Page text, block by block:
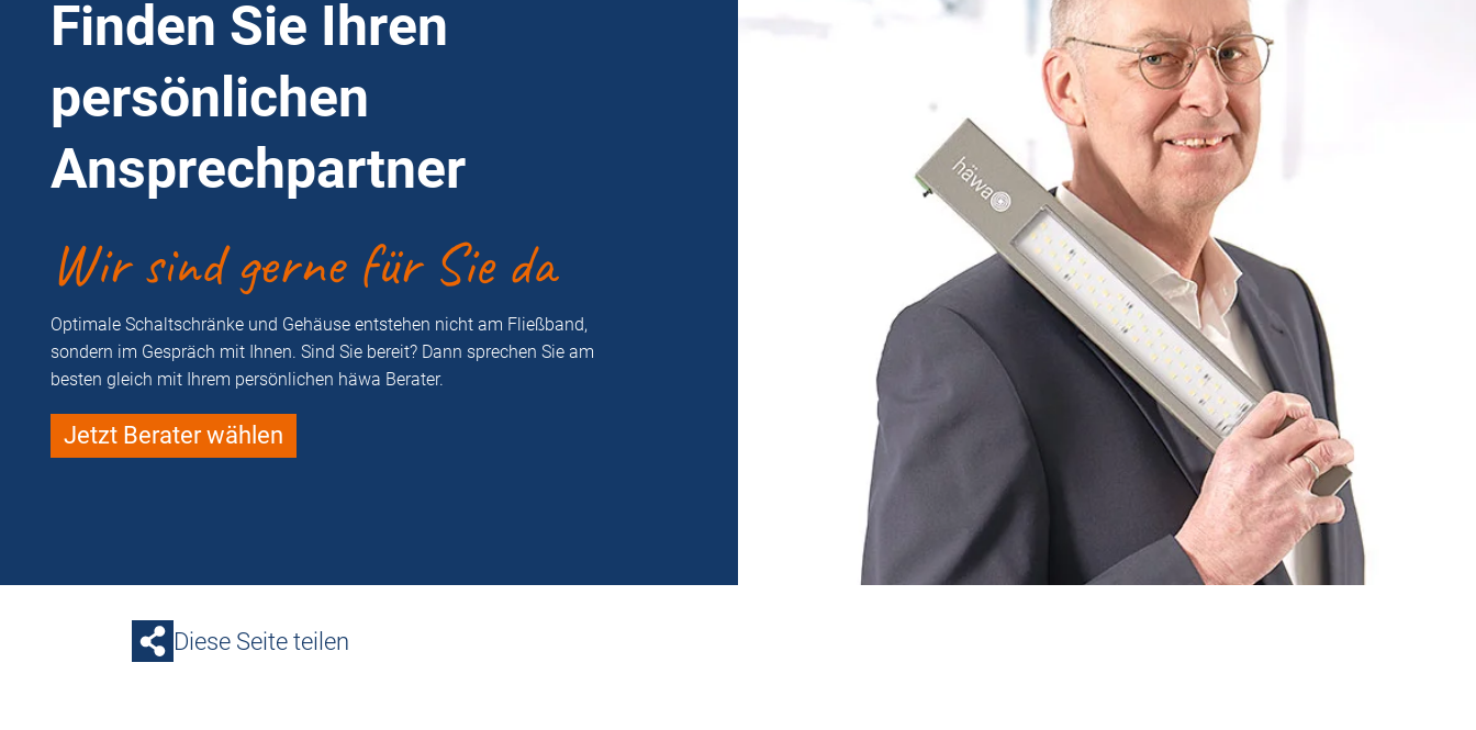
Finden Sie Ihren
persönlichen
Ansprechpartner
Wir sind gerne für Sie da
Optimale Schaltschränke und Gehäuse entstehen nicht am Fließband,
sondern im Gespräch mit Ihnen. Sind Sie bereit? Dann sprechen Sie am
besten gleich mit Ihrem persönlichen häwa Berater.
Jetzt Berater wählen
Diese Seite teilen